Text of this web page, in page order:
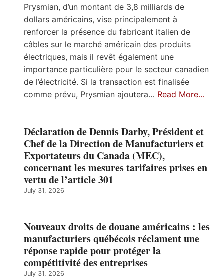
Prysmian, d’un montant de 3,8 milliards de
dollars américains, vise principalement à
renforcer la présence du fabricant italien de
câbles sur le marché américain des produits
électriques, mais il revêt également une
importance particulière pour le secteur canadien
de l’électricité. Si la transaction est finalisée
comme prévu, Prysmian ajoutera… Read More…
Déclaration de Dennis Darby, Président et
Chef de la Direction de Manufacturiers et
Exportateurs du Canada (MEC),
concernant les mesures tarifaires prises en
vertu de l’article 301
July 31, 2026
Nouveaux droits de douane américains : les
manufacturiers québécois réclament une
réponse rapide pour protéger la
compétitivité des entreprises
July 31, 2026